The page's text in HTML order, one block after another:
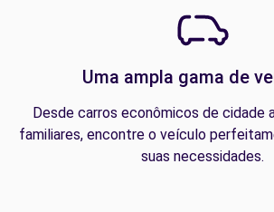
Uma ampla gama de
Desde carros econômicos de cidade
familiares, encontre o veículo
suas necessidades.